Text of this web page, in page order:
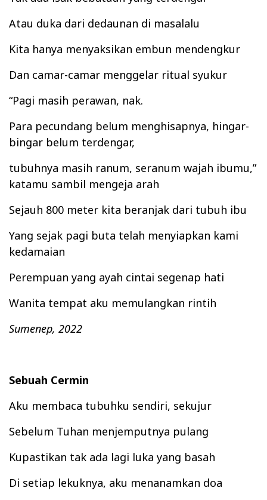
Atau duka dari dedaunan di masalalu
Kita hanya menyaksikan embun mendengkur
Dan camar-camar menggelar ritual syukur
“Pagi masih perawan, nak.
Para pecundang belum menghisapnya, hingar-
bingar belum terdengar,
tubuhnya masih ranum, seranum wajah ibumu,”
katamu sambil mengeja arah
Sejauh 800 meter kita beranjak dari tubuh ibu
Yang sejak pagi buta telah menyiapkan kami
kedamaian
Perempuan yang ayah cintai segenap hati
Wanita tempat aku memulangkan rintih
Sumenep, 2022
Sebuah Cermin
Aku membaca tubuhku sendiri, sekujur
Sebelum Tuhan menjemputnya pulang
Kupastikan tak ada lagi luka yang basah
Di setiap lekuknya, aku menanamkan doa